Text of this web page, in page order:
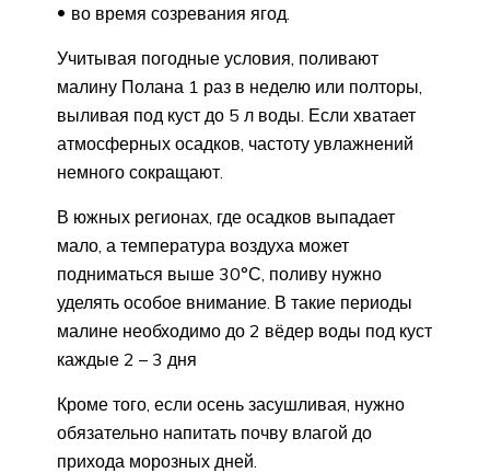
во время созревания ягод.
Учитывая погодные условия, поливают
малину Полана 1 раз в неделю или полторы,
выливая под куст до 5 л воды. Если хватает
атмосферных осадков, частоту увлажнений
немного сокращают.
В южных регионах, где осадков выпадает
мало, а температура воздуха может
подниматься выше 30°С, поливу нужно
уделять особое внимание. В такие периоды
малине необходимо до 2 вёдер воды под куст
каждые 2 – 3 дня
Кроме того, если осень засушливая, нужно
обязательно напитать почву влагой до
прихода морозных дней.